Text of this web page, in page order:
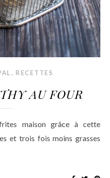
, RECETTES
AU FOUR
et trois fois moins grasses